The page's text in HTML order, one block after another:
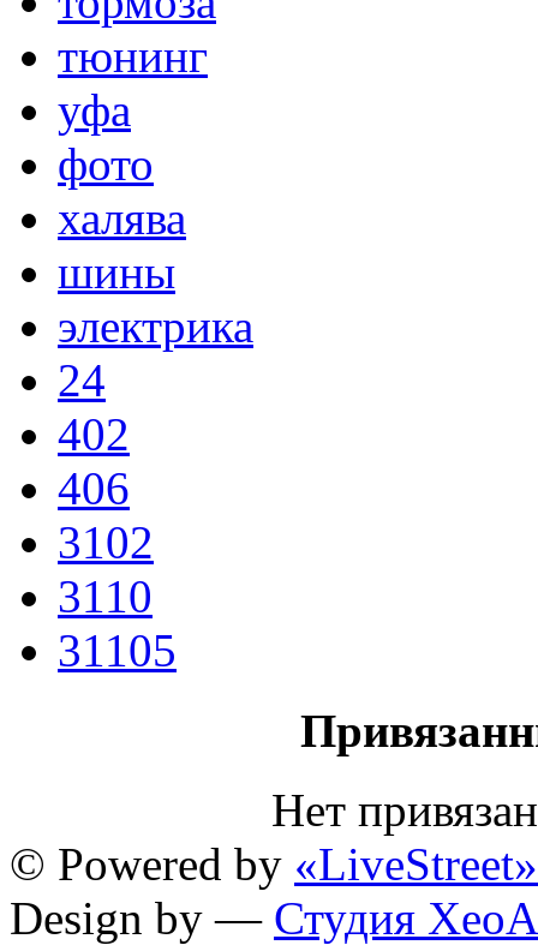
тюнинг
уфа
фото
халява
шины
электрика
24
402
406
3102
3110
31105
Нет
© Powered by «LiveStreet»
Design by — Студия